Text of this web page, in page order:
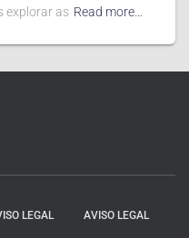
explorar as Read more…
LEGAL AVISO LEGAL